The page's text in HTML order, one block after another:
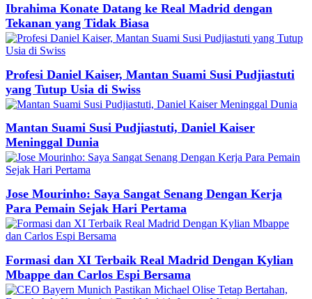
Ibrahima Konate Datang ke Real Madrid dengan
Tekanan yang Tidak Biasa
Profesi Daniel Kaiser, Mantan Suami Susi Pudjiastuti
yang Tutup Usia di Swiss
Mantan Suami Susi Pudjiastuti, Daniel Kaiser
Meninggal Dunia
Jose Mourinho: Saya Sangat Senang Dengan Kerja
Para Pemain Sejak Hari Pertama
Formasi dan XI Terbaik Real Madrid Dengan Kylian
Mbappe dan Carlos Espi Bersama